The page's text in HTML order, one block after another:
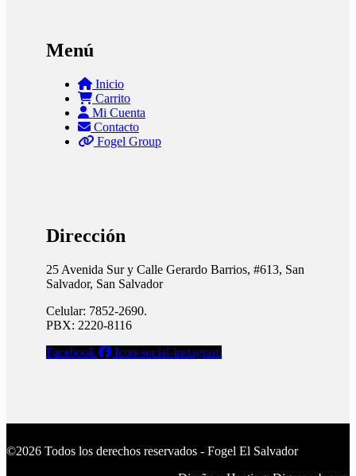
Menú
Inicio
Carrito
Mi Cuenta
Contacto
Fogel Group
Dirección
25 Avenida Sur y Calle Gerardo Barrios, #613, San
Salvador, San Salvador
Celular: 7852-2690.
PBX: 2220-8116
Facebook
Icon-social-instagram
©2026 Todos los derechos reservados - Fogel El Salvador